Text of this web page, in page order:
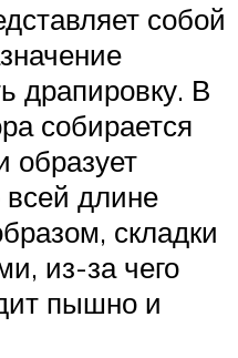
собой
драпировку. В
собирается
образует
всей длине
складки
из-за чего
пышно и